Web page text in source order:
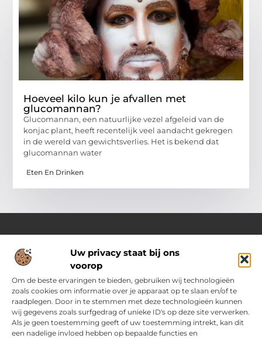
Uw privacy staat bij ons
voorop
Om de beste ervaringen te bieden, gebruiken wij technologieën
zoals cookies om informatie over je apparaat op te slaan en/of te
raadplegen. Door in te stemmen met deze technologieën kunnen
wij gegevens zoals surfgedrag of unieke ID's op deze site verwerken.
Als je geen toestemming geeft of uw toestemming intrekt, kan dit
een nadelige invloed hebben op bepaalde functies en
Hoeveel kilo kun je afvallen met
glucomannan?
Glucomannan, een natuurlijke vezel afgeleid van de
konjac plant, heeft recentelijk veel aandacht gekregen
in de wereld van gewichtsverlies. Het is bekend dat
glucomannan water
Eten En Drinken
Over Ozoleukekleding.nl
Jouw inspiratiebron voor stijlvolle en praktische modetips
Laat je verrassen door onze gevarieerde blogs vol trends,
kledingadvies en creatieve ideeën. Ontdek hoe je met slimme
tips en originele inspiratie elke dag met flair en zelfvertrouwen
voor de dag komt.